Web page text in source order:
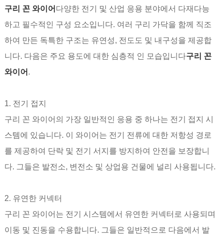
구리 꼰 와이어 다양한 전기 및 산업 응용 분야에서 다재다능
하고 필수적인 구성 요소입니다. 여러 구리 가닥을 함께 직조
하여 만든 독특한 구조는 유연성, 전도도 및 내구성을 제공합
니다. 다음은 주요 용도에 대한 심층적 인 모습입니다구리 꼰
와이어 .
1. 전기 접지
구리 꼰 와이어의 가장 일반적인 응용 중 하나는 전기 접지 시
스템에 있습니다. 이 와이어는 전기 전류에 대한 저항성 경로
를 제공하여 단락 및 전기 서지를 방지하여 안전을 보장합니
다. 그들은 발전소, 변전소 및 상업용 건물에 널리 사용됩니다.
2. 유연한 커넥터
구리 꼰 와이어는 전기 시스템에서 유연한 커넥터로 사용되며
이동 및 진동을 수용합니다. 그들은 일반적으로 다음에서 발